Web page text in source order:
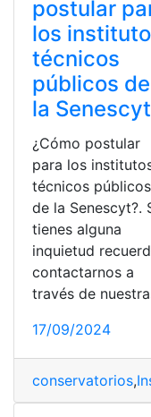
postular
los
técnicos
públicos de
la
¿Cómo postular
para los
técnicos públicos
de la Senescyt?.
tienes alguna
inquietud
contactarnos a
través de
17/09/2024
conservatorios,